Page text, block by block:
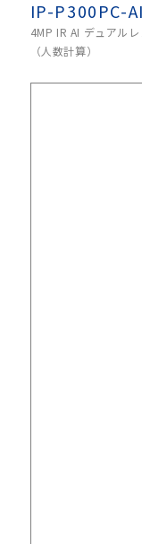
IP-P300PC-
4MP IR AI デュアル
（人数計算）